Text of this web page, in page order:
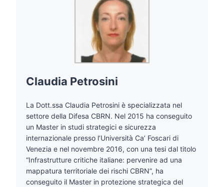
Claudia Petrosini
La Dott.ssa Claudia Petrosini è specializzata nel
settore della Difesa CBRN. Nel 2015 ha conseguito
un Master in studi strategici e sicurezza
internazionale presso l’Università Ca’ Foscari di
Venezia e nel novembre 2016, con una tesi dal titolo
“Infrastrutture critiche italiane: pervenire ad una
mappatura territoriale dei rischi CBRN”, ha
conseguito il Master in protezione strategica del